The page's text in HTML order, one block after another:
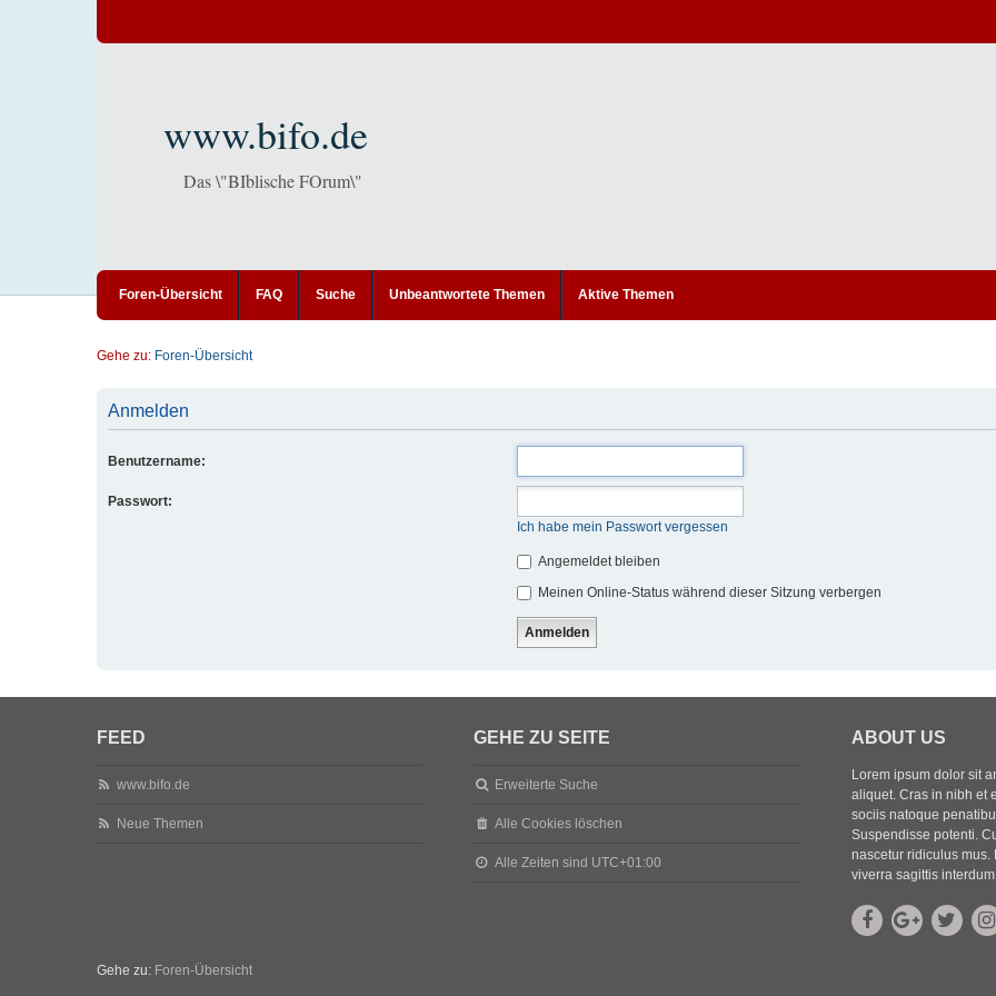
www.bifo.de
Das \"BIblische FOrum\"
Foren-Übersicht FAQ Suche Unbeantwortete Themen Aktive Themen
Gehe zu: Foren-Übersicht
Anmelden
Benutzername:
Passwort:
Ich habe mein Passwort vergessen
Angemeldet bleiben
Meinen Online-Status während dieser Sitzung verbergen
FEED
www.bifo.de
Neue Themen
GEHE ZU SEITE
Erweiterte Suche
Alle Cookies löschen
Alle Zeiten sind UTC+01:00
ABOUT US
Lorem ipsum dolor sit
aliquet. Cras in nibh et
sociis natoque
Suspendisse potenti.
nascetur ridiculus mus.
viverra sagittis
Gehe zu: Foren-Übersicht